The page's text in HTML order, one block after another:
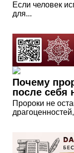
Если человек
для...
Почему
после себя
Пророки не